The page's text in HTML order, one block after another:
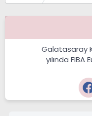
Galatasaray
yılında